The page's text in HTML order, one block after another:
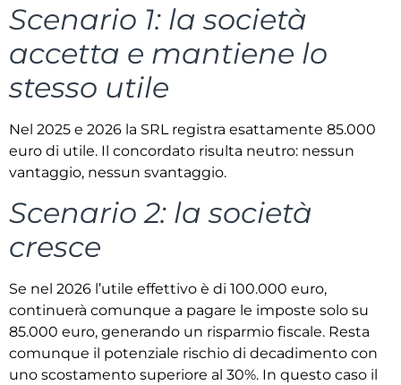
Scenario 1: la società
accetta e mantiene lo
stesso utile
Nel 2025 e 2026 la SRL registra esattamente 85.000
euro di utile. Il concordato risulta neutro: nessun
vantaggio, nessun svantaggio.
Scenario 2: la società
cresce
Se nel 2026 l’utile effettivo è di 100.000 euro,
continuerà comunque a pagare le imposte solo su
85.000 euro, generando un risparmio fiscale. Resta
comunque il potenziale rischio di decadimento con
uno scostamento superiore al 30%. In questo caso il